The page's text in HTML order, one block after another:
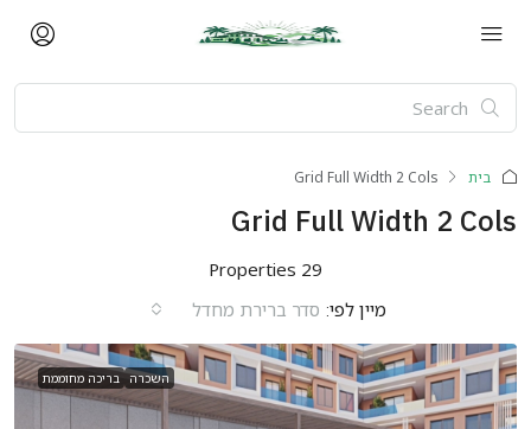
בית Grid Full Width 2 Cols
Grid Full Width 2 Cols
29 Properties
מיין לפי: סדר ברירת מחדל
השכרה בריכה מחוממת